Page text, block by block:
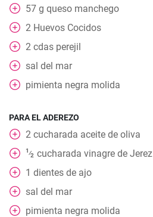
57 g queso manchego
2 Huevos Cocidos
2 cdas perejil
sal del mar
pimienta negra molida
PARA EL ADEREZO
2 cucharada aceite de oliva
1⁄2 cucharada vinagre de Jerez
1 dientes de ajo
sal del mar
pimienta negra molida